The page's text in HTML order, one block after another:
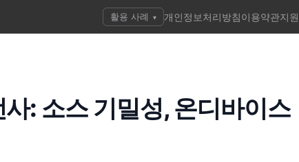
활용 사례 ▾ 개인정보처리방침이용약관지원
: 소스 기밀성, 온디바이스